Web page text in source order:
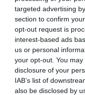
targeted advertising
section to confirm
opt-out request is
interest-based ads
us or personal
your opt-out. You
disclosure of your
IAB’s list of
also be disclosed by
Dimand: Πώς θα